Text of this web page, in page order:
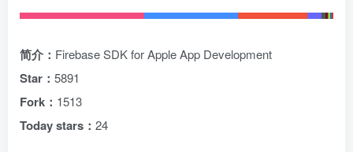
简介： Firebase SDK for Apple App Development
Star： 5891
Fork： 1513
Today stars： 24